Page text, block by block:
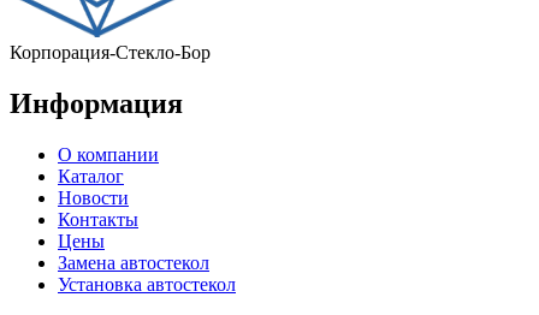
Корпорация-Стекло-Бор
Информация
О компании
Каталог
Новости
Контакты
Цены
Замена автостекол
Установка автостекол